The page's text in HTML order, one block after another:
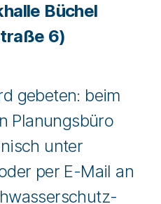
Büchel
6)
gebeten: beim
Planungsbüro
unter
per E-Mail an